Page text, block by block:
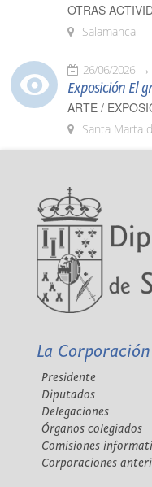
OTRAS
Salamanca
26/06/2026
Exposición El
ARTE /
Santa Marta
La Corporación
Presidente
Diputados
Delegaciones
Órganos colegiados
Comisiones
Corporaciones